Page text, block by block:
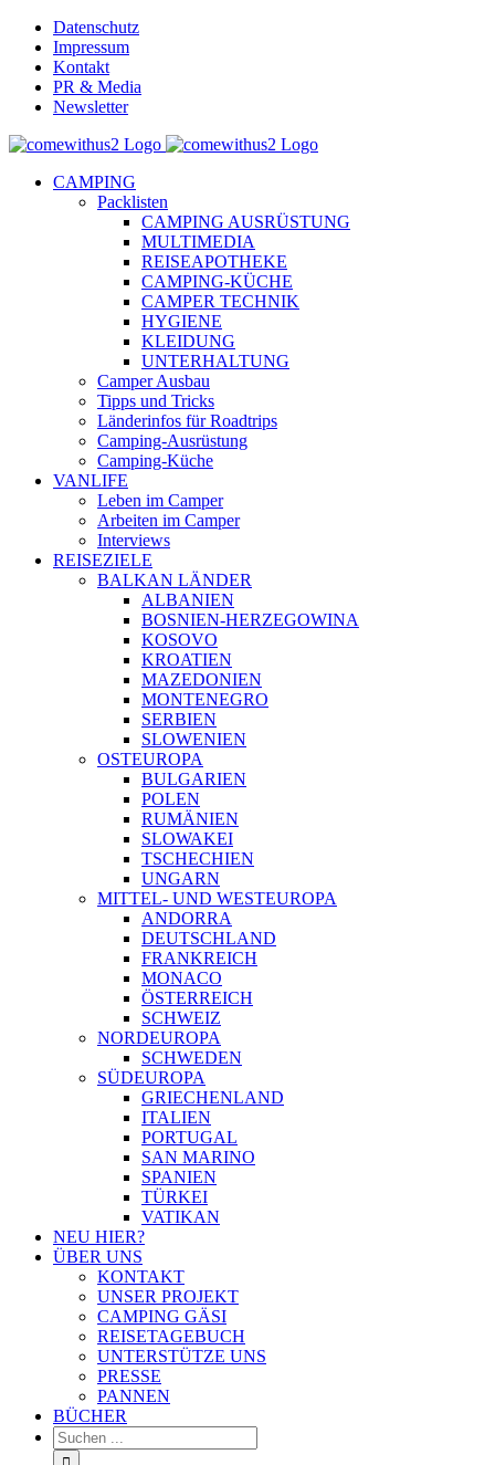
Skip
content
Datenschutz
Impressum
Kontakt
PR & Media
Newsletter
YouTube
Facebook
Twitter
Instagram
Pinterest
Email
CAMPING
Packlisten
CAMPING AUSRÜSTUNG
MULTIMEDIA
REISEAPOTHEKE
CAMPING-KÜCHE
CAMPER TECHNIK
HYGIENE
KLEIDUNG
UNTERHALTUNG
Camper Ausbau
Tipps und Tricks
Länderinfos für Roadtrips
Camping-Ausrüstung
Camping-Küche
VANLIFE
Leben im Camper
Arbeiten im Camper
Interviews
REISEZIELE
BALKAN LÄNDER
ALBANIEN
BOSNIEN-HERZEGOWINA
KOSOVO
KROATIEN
MAZEDONIEN
MONTENEGRO
SERBIEN
SLOWENIEN
OSTEUROPA
BULGARIEN
POLEN
RUMÄNIEN
SLOWAKEI
TSCHECHIEN
UNGARN
MITTEL- UND WESTEUROPA
ANDORRA
DEUTSCHLAND
FRANKREICH
MONACO
ÖSTERREICH
SCHWEIZ
NORDEUROPA
SCHWEDEN
SÜDEUROPA
GRIECHENLAND
ITALIEN
PORTUGAL
SAN MARINO
SPANIEN
TÜRKEI
VATIKAN
NEU HIER?
ÜBER UNS
KONTAKT
UNSER PROJEKT
CAMPING GÄSI
REISETAGEBUCH
UNTERSTÜTZE UNS
PRESSE
PANNEN
BÜCHER
Suche
nach: